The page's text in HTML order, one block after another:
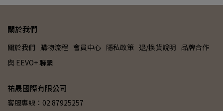
關於我們
關於我們 購物流程 會員中心 隱私政策 退/換貨說明 品牌合作
與 EEVO+ 聯繫
祐晟國際有限公司
客服專線：02 87925257